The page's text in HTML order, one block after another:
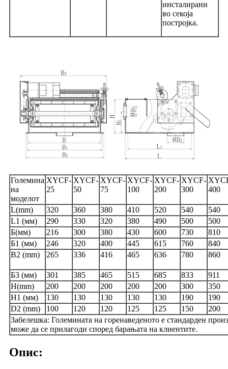
инсталирани
во секоја
постројка.
Големина
на
моделот
XYCF-
25
XYCF-
50
XYCF-
75
XYCF-
100
XYCF-
200
XYCF-
300
400
L(mm) 320 360 380 410 520 540
540
L1 (мм)
290 330 320 380 490 500
500
Б(мм)
216 300 380 430 600 730
810
Б1 (мм)
246 320 400 445 615 760
840
B2 (mm)
265 336 416 465 636 780 860
Б3 (мм) 301 385 465 515 685 833
911
H(mm)
200 200 200 200 200 300
350
H1 (мм)
130 130 130 130 130 190
190
D2 (mm)
100 120 120 125 125 150
200
Забелешка: Големината на горенаведеното е стандарден
може да се прилагоди според барањата на клиентите.
Опис: